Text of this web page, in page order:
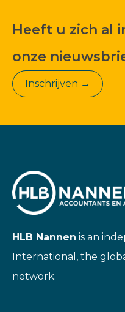
Heeft u zich al
onze
Inschrijven →
HLB Nannen is an
International, the
network.